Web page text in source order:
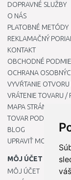
DOPRAVNÉ SLUŽBY
O NÁS
PLATOBNÉ METÓDY
REKLAMAČNÝ
KONTAKT
OBCHODNÉ
OCHRANA
VYVŔTANIE OTVORU
VRÁTENIE TOVARU /
MAPA STRÁNOK
TOVAR PODĽA
BLOG
UPRAVIŤ MOJE
MÔJ ÚČET
MÔJ ÚČET